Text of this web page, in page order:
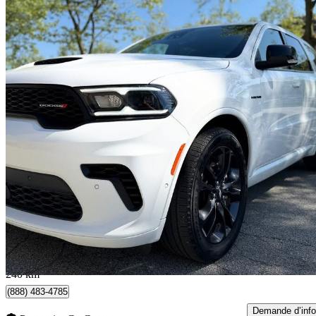
2025 Dodge Durango
R/T AWD 49 919 km
45 697 $ Affaire
626 $/mois env.
Coquitlam, BC
240 km
(888) 483-4785
Demande d’info